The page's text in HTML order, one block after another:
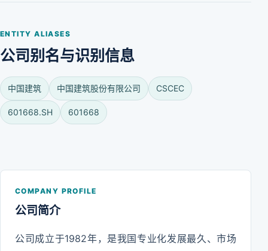
ENTITY ALIASES
公司别名与识别信息
中国建筑 中国建筑股份有限公司 CSCEC
601668.SH 601668
COMPANY PROFILE
公司简介
公司成立于1982年，是我国专业化发展最久、市场